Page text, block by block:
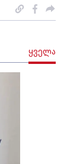
ყველა